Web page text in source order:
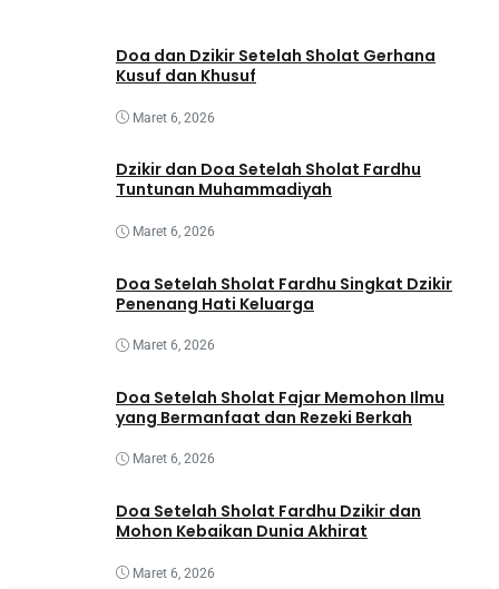
Doa dan Dzikir Setelah Sholat Gerhana
Kusuf dan Khusuf
Maret 6, 2026
Dzikir dan Doa Setelah Sholat Fardhu
Tuntunan Muhammadiyah
Maret 6, 2026
Doa Setelah Sholat Fardhu Singkat Dzikir
Penenang Hati Keluarga
Maret 6, 2026
Doa Setelah Sholat Fajar Memohon Ilmu
yang Bermanfaat dan Rezeki Berkah
Maret 6, 2026
Doa Setelah Sholat Fardhu Dzikir dan
Mohon Kebaikan Dunia Akhirat
Maret 6, 2026